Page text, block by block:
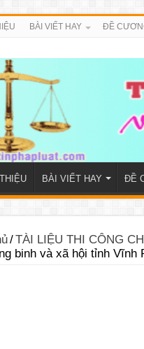
BÀI VIẾT HAY ĐỀ
BÀI VIẾT HAY ĐỀ
/TÀI LIỆU THI CÔNG
binh và xã hội tỉnh Vĩnh